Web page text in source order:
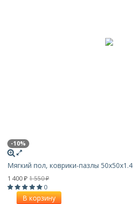
-10%
Мягкий пол, коврики-пазлы
1 400 ₽ 1 550₽
0
В корзину